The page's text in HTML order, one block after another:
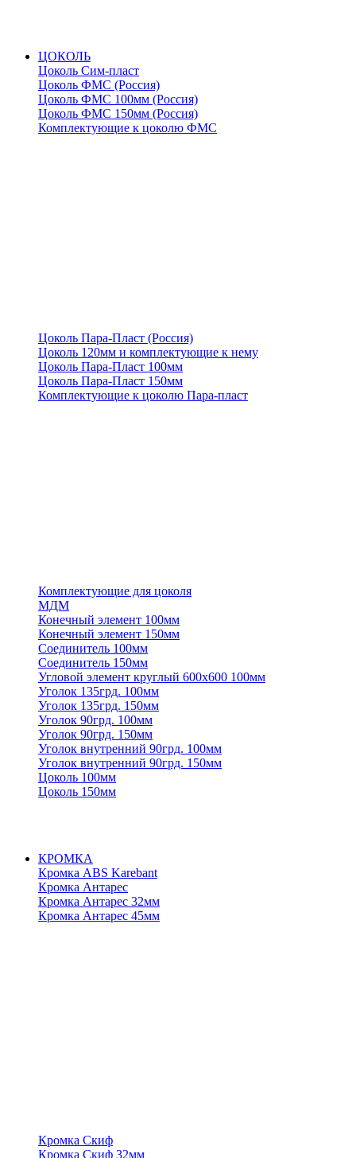
ЦОКОЛЬ
Цоколь Сим-пласт
Цоколь ФМС (Россия)
Цоколь ФМС 100мм (Россия)
Цоколь ФМС 150мм (Россия)
Комплектующие к цоколю ФМС
Цоколь Пара-Пласт (Россия)
Цоколь 120мм и комплектующие к нему
Цоколь Пара-Пласт 100мм
Цоколь Пара-Пласт 150мм
Комплектующие к цоколю Пара-пласт
Комплектующие для цоколя
МДМ
Конечный элемент 100мм
Конечный элемент 150мм
Соединитель 100мм
Соединитель 150мм
Угловой элемент круглый 600х600 100мм
Уголок 135грд. 100мм
Уголок 135грд. 150мм
Уголок 90грд. 100мм
Уголок 90грд. 150мм
Уголок внутренний 90грд. 100мм
Уголок внутренний 90грд. 150мм
Цоколь 100мм
Цоколь 150мм
КРОМКА
Кромка ABS Karebant
Кромка Антарес
Кромка Антарес 32мм
Кромка Антарес 45мм
Кромка Скиф
Кромка Скиф 32мм